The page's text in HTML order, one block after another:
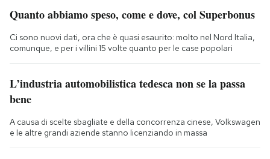
Quanto abbiamo speso, come e dove, col Superbonus
Ci sono nuovi dati, ora che è quasi esaurito: molto nel Nord Italia,
comunque, e per i villini 15 volte quanto per le case popolari
L’industria automobilistica tedesca non se la passa
bene
A causa di scelte sbagliate e della concorrenza cinese, Volkswagen
e le altre grandi aziende stanno licenziando in massa